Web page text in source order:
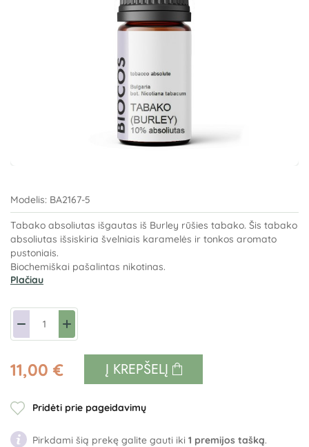
Modelis: BA2167-5
Tabako absoliutas išgautas iš Burley rūšies tabako. Šis tabako
absoliutas išsiskiria švelniais karamelės ir tonkos aromato
pustoniais.
Biochemiškai pašalintas nikotinas.
Plačiau
11,00 € Į KREPŠELĮ
Pridėti prie pageidavimų
Pirkdami šią prekę galite gauti iki 1 premijos tašką.